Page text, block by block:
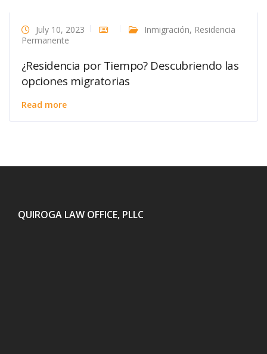
July 10, 2023 Inmigración, Residencia
Permanente
¿Residencia por Tiempo? Descubriendo las
opciones migratorias
Read more
QUIROGA LAW OFFICE, PLLC